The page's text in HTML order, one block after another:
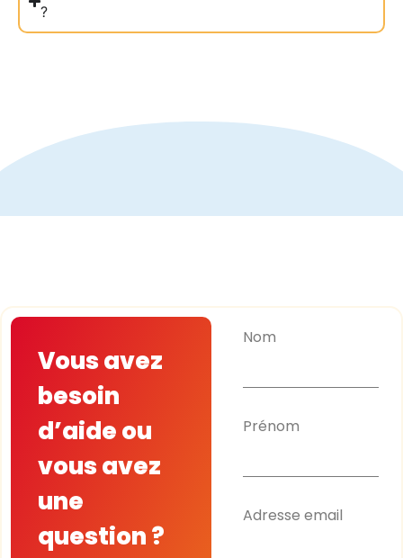
?
Vous avez
besoin
d’aide ou
vous avez
une
question ?
Nom
Prénom
Adresse email